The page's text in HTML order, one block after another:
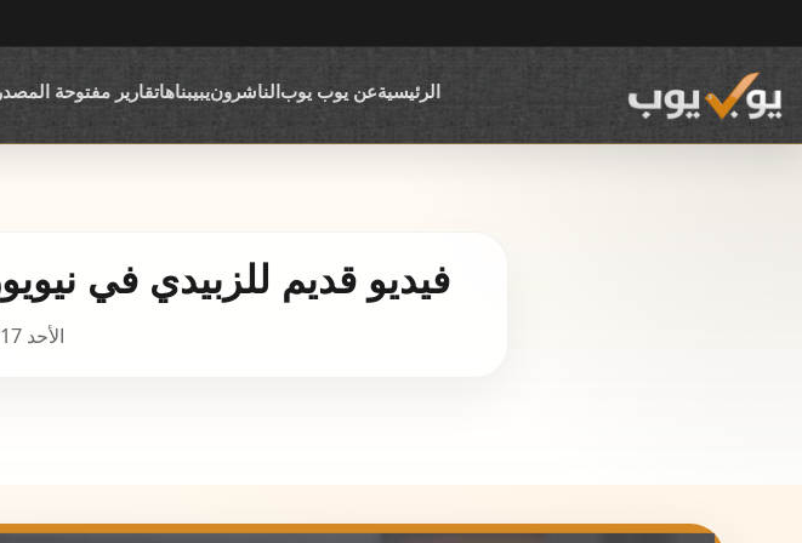
الرئيسيةعن يوب يوبالناشرونيبيبناهاتقارير مفتوحة المصدر
فيديو قديم للزبيدي في
الأحد 17/مايو/2026